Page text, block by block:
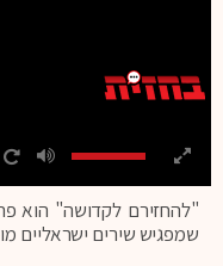
"להחזירם לקדושה" הוא
שמפגיש שירים ישראליים